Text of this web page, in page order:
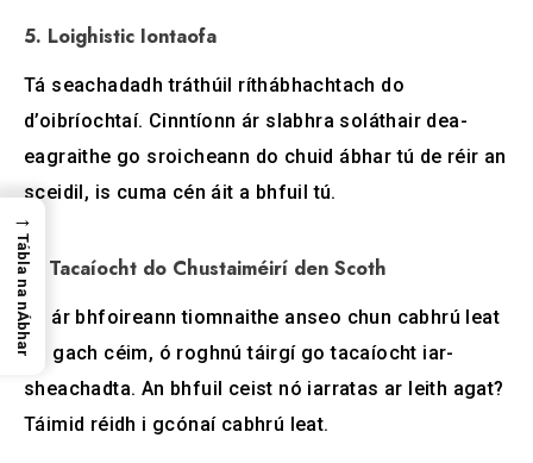
5. Loighistic Iontaofa
Tá seachadadh tráthúil ríthábhachtach do
d’oibríochtaí. Cinntíonn ár slabhra soláthair dea-
eagraithe go sroicheann do chuid ábhar tú de réir an
sceidil, is cuma cén áit a bhfuil tú.
6. Tacaíocht do Chustaiméirí den Scoth
Tá ár bhfoireann tiomnaithe anseo chun cabhrú leat
ag gach céim, ó roghnú táirgí go tacaíocht iar-
sheachadta. An bhfuil ceist nó iarratas ar leith agat?
Táimid réidh i gcónaí cabhrú leat.
→
Tábla na nÁbhar